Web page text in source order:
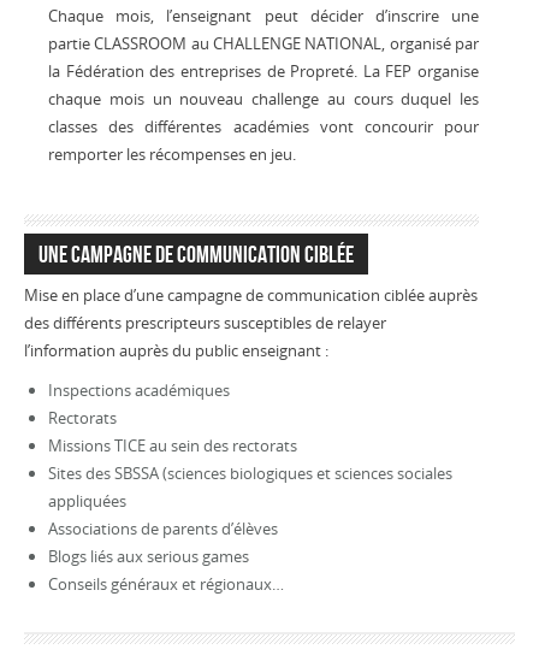
Chaque mois, l’enseignant peut décider d’inscrire une
partie CLASSROOM au CHALLENGE NATIONAL, organisé par
la Fédération des entreprises de Propreté. La FEP organise
chaque mois un nouveau challenge au cours duquel les
classes des différentes académies vont concourir pour
remporter les récompenses en jeu.
Une campagne de communication ciblée
Mise en place d’une campagne de communication ciblée auprès
des différents prescripteurs susceptibles de relayer
l’information auprès du public enseignant :
Inspections académiques
Rectorats
Missions TICE au sein des rectorats
Sites des SBSSA (sciences biologiques et sciences sociales
appliquées
Associations de parents d’élèves
Blogs liés aux serious games
Conseils généraux et régionaux…